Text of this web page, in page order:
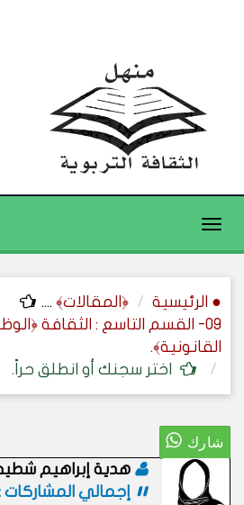
Toggle
● الرئيسية ﴿المقالات﴾ ....
09- القسم التاسع : الثقافة
القانونية﴾.
اختر سجنك أو انطلق حراً.
هدية إبراهيم
إجمالي المشاركات :